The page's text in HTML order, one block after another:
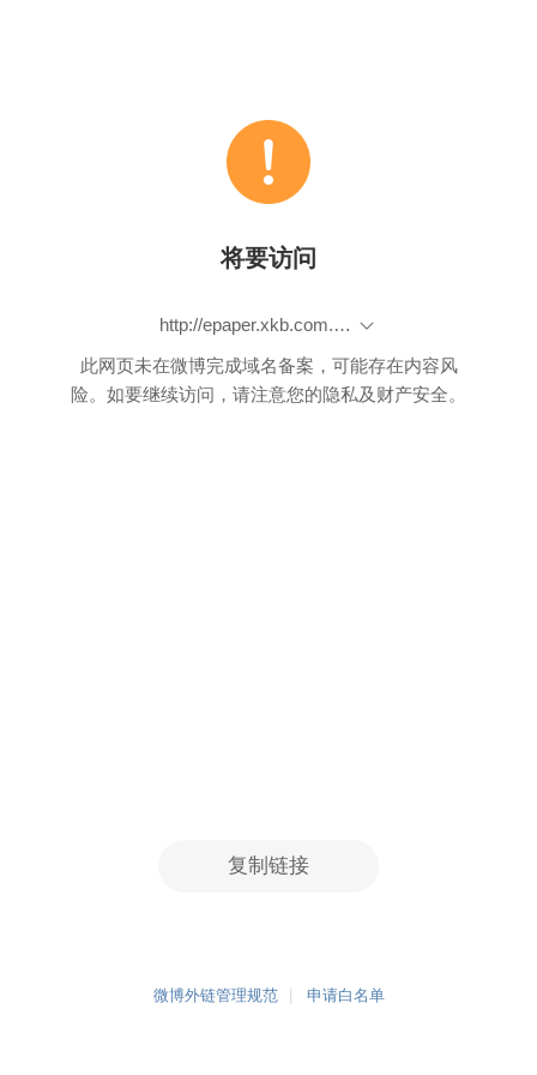
将要访问
http://epaper.xkb.com.cn/view.php?id=738672
此网页未在微博完成域名备案，可能存在内容风
险。如要继续访问，请注意您的隐私及财产安全。
复制链接
微博外链管理规范 申请白名单